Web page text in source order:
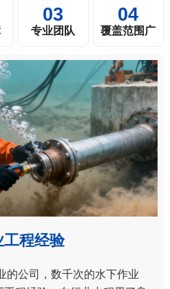
03
专业团队
04
覆盖范围广
工程经验
公司，数千次的水下作业